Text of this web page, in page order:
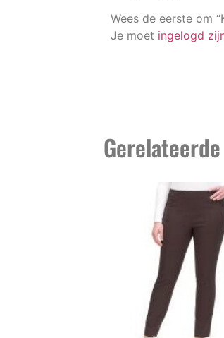
Wees de eerste om
Je moet ingelogd